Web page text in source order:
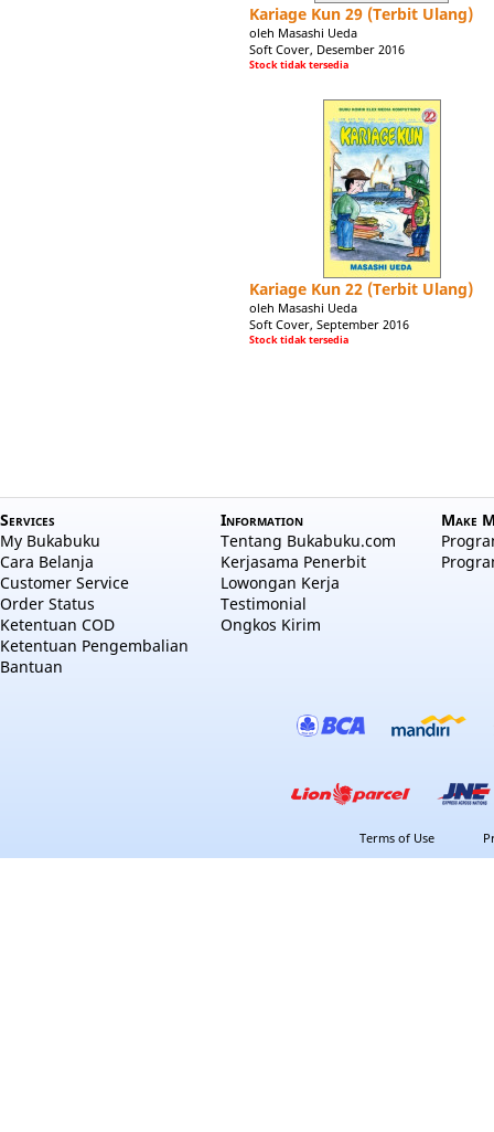
Kariage Kun 29 (Terbit Ulang)
oleh Masashi Ueda
Soft Cover, Desember 2016
Stock tidak tersedia
Kariage Kun 22 (Terbit Ulang)
oleh Masashi Ueda
Soft Cover, September 2016
Stock tidak tersedia
Services
My Bukabuku
Cara Belanja
Customer Service
Order Status
Ketentuan COD
Ketentuan Pengembalian
Bantuan
Information
Tentang Bukabuku.com
Kerjasama Penerbit
Lowongan Kerja
Testimonial
Ongkos Kirim
Make
Terms of Use